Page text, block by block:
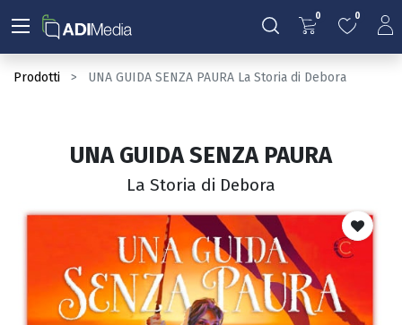
0 0
Prodotti UNA GUIDA SENZA PAURA La Storia di Debora
UNA GUIDA SENZA PAURA
La Storia di Debora